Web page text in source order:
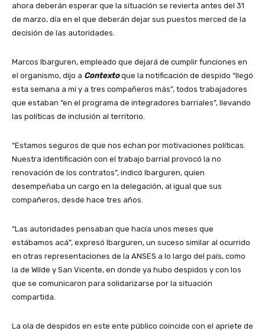
ahora deberán esperar que la situación se revierta antes del 31
de marzo, día en el que deberán dejar sus puestos merced de la
decisión de las autoridades.
Marcos Ibarguren, empleado que dejará de cumplir funciones en
el organismo, dijo a Contextoque la notificación de despido “llegó
esta semana a mí y a tres compañeros más”, todos trabajadores
que estaban “en el programa de integradores barriales”, llevando
las políticas de inclusión al territorio.
“Estamos seguros de que nos echan por motivaciones políticas.
Nuestra identificación con el trabajo barrial provocó la no
renovación de los contratos”, indicó Ibarguren, quien
desempeñaba un cargo en la delegación, al igual que sus
compañeros, desde hace tres años.
“Las autoridades pensaban que hacía unos meses que
estábamos acá”, expresó Ibarguren, un suceso similar al ocurrido
en otras representaciones de la ANSES a lo largo del país, como
la de Wilde y San Vicente, en donde ya hubo despidos y con los
que se comunicaron para solidarizarse por la situación
compartida.
La ola de despidos en este ente público coincide con el apriete de